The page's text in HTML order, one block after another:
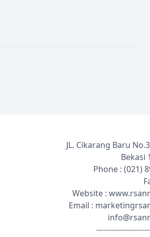
JL. Cikarang Baru
Bekasi
Phone : (021)
Website :
Email :